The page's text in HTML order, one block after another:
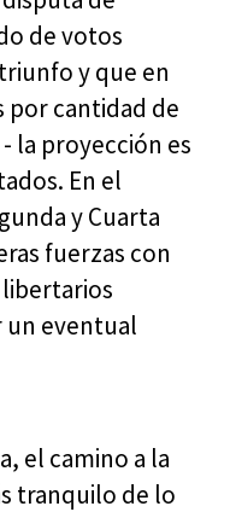
de votos
y que en
por cantidad de
la proyección es
En el
y Cuarta
fuerzas con
un eventual
el camino a la
tranquilo de lo